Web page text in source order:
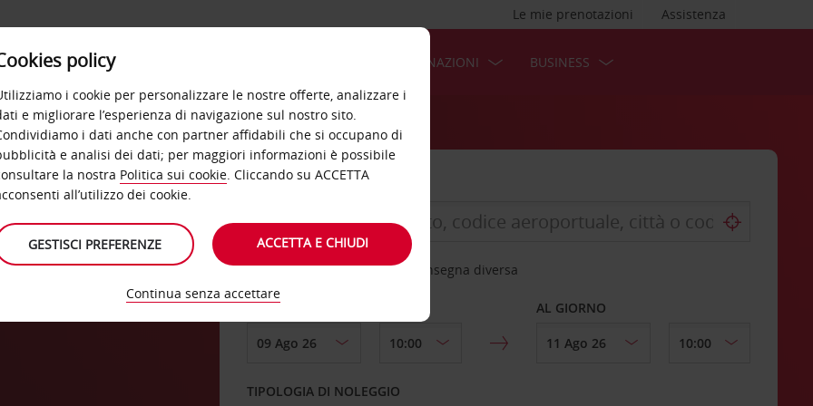
Assistenza
Le mie prenotazioni
OFFERTE DESTINAZIONI BUSINESS
Scegli una località di riconsegna diversa
DAL GIORNO AL GIORNO
TIPOLOGIA DI NOLEGGIO
policy
i cookie per personalizzare le nostre offerte, analizzare i
e migliorare l’esperienza di navigazione sul nostro sito.
i dati anche con partner affidabili che si occupano di
e analisi dei dati; per maggiori informazioni è possibile
la nostra Politica sui cookie. Cliccando su ACCETTA
all’utilizzo dei cookie.
GESTISCI PREFERENZE ACCETTA E CHIUDI
Continua senza accettare